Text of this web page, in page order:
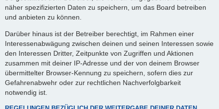
näher spezifizierten Daten zu speichern, um das Board betreiben
und anbieten zu können.
Darüber hinaus ist der Betreiber berechtigt, im Rahmen einer
Interessenabwägung zwischen deinen und seinen Interessen sowie
den Interessen Dritter, Zeitpunkte von Zugriffen und Aktionen
zusammen mit deiner IP-Adresse und der von deinem Browser
übermittelter Browser-Kennung zu speichern, sofern dies zur
Gefahrenabwehr oder zur rechtlichen Nachverfolgbarkeit
notwendig ist.